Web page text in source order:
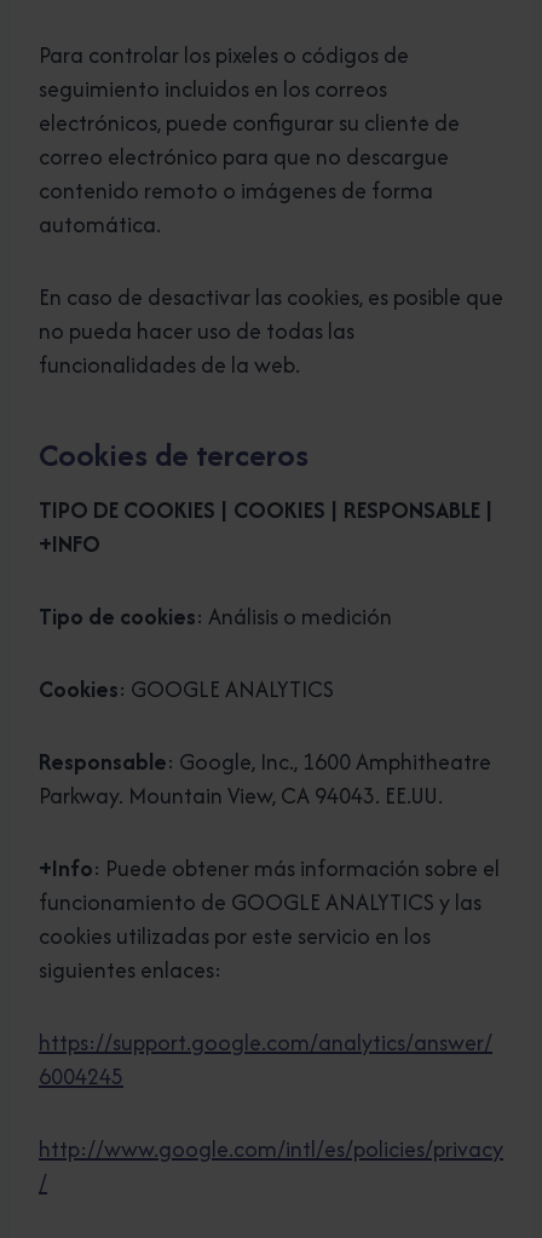
Para controlar los pixeles o códigos de
seguimiento incluidos en los correos
electrónicos, puede configurar su cliente de
correo electrónico para que no descargue
contenido remoto o imágenes de forma
automática.
En caso de desactivar las cookies, es posible que
no pueda hacer uso de todas las
funcionalidades de la web.
Cookies de terceros
TIPO DE COOKIES | COOKIES | RESPONSABLE |
+INFO
Tipo de cookies: Análisis o medición
Cookies: GOOGLE ANALYTICS
Responsable: Google, Inc., 1600 Amphitheatre
Parkway. Mountain View, CA 94043. EE.UU.
+Info: Puede obtener más información sobre el
funcionamiento de GOOGLE ANALYTICS y las
cookies utilizadas por este servicio en los
siguientes enlaces:
https://support.google.com/analytics/answer/
6004245
http://www.google.com/intl/es/policies/privacy
/